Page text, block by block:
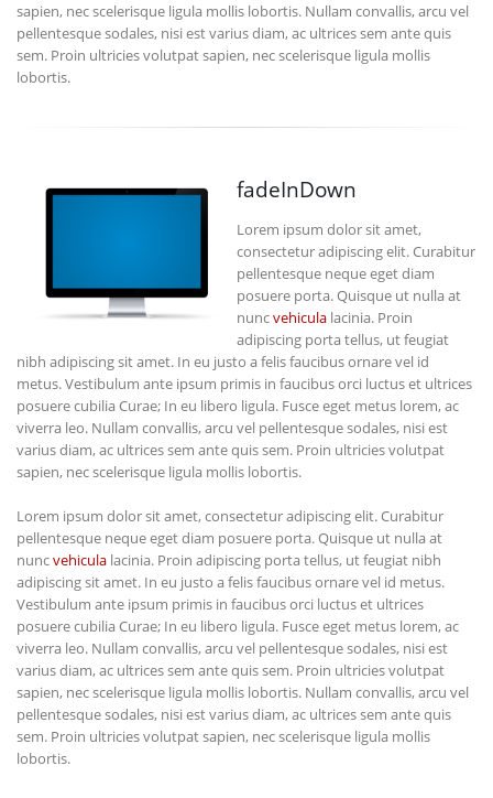
sapien, nec scelerisque ligula mollis lobortis. Nullam convallis, arcu vel
pellentesque sodales, nisi est varius diam, ac ultrices sem ante quis
sem. Proin ultricies volutpat sapien, nec scelerisque ligula mollis
lobortis.
fadeInDown
Lorem ipsum dolor sit amet,
consectetur adipiscing elit. Curabitur
pellentesque neque eget diam
posuere porta. Quisque ut nulla at
nuncvehicula lacinia. Proin
adipiscing porta tellus, ut feugiat
nibh adipiscing sit amet. In eu justo a felis faucibus ornare vel id
metus. Vestibulum ante ipsum primis in faucibus orci luctus et ultrices
posuere cubilia Curae; In eu libero ligula. Fusce eget metus lorem, ac
viverra leo. Nullam convallis, arcu vel pellentesque sodales, nisi est
varius diam, ac ultrices sem ante quis sem. Proin ultricies volutpat
sapien, nec scelerisque ligula mollis lobortis.
Lorem ipsum dolor sit amet, consectetur adipiscing elit. Curabitur
pellentesque neque eget diam posuere porta. Quisque ut nulla at
nuncvehicula lacinia. Proin adipiscing porta tellus, ut feugiat nibh
adipiscing sit amet. In eu justo a felis faucibus ornare vel id metus.
Vestibulum ante ipsum primis in faucibus orci luctus et ultrices
posuere cubilia Curae; In eu libero ligula. Fusce eget metus lorem, ac
viverra leo. Nullam convallis, arcu vel pellentesque sodales, nisi est
varius diam, ac ultrices sem ante quis sem. Proin ultricies volutpat
sapien, nec scelerisque ligula mollis lobortis. Nullam convallis, arcu vel
pellentesque sodales, nisi est varius diam, ac ultrices sem ante quis
sem. Proin ultricies volutpat sapien, nec scelerisque ligula mollis
lobortis.